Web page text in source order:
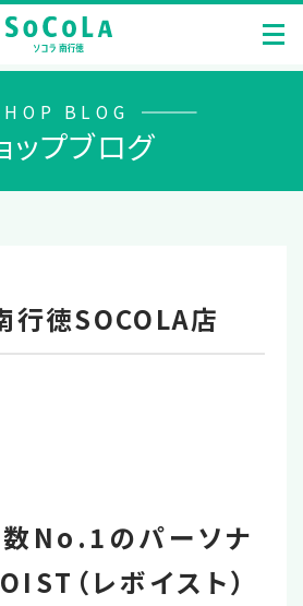
BLOG
ップブログ
行徳SOCOLA店
No.1のパーソナ
（レボイスト）